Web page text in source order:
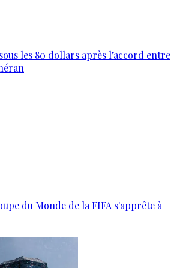
les 80 dollars après l’accord entre
du Monde de la FIFA s'apprête à